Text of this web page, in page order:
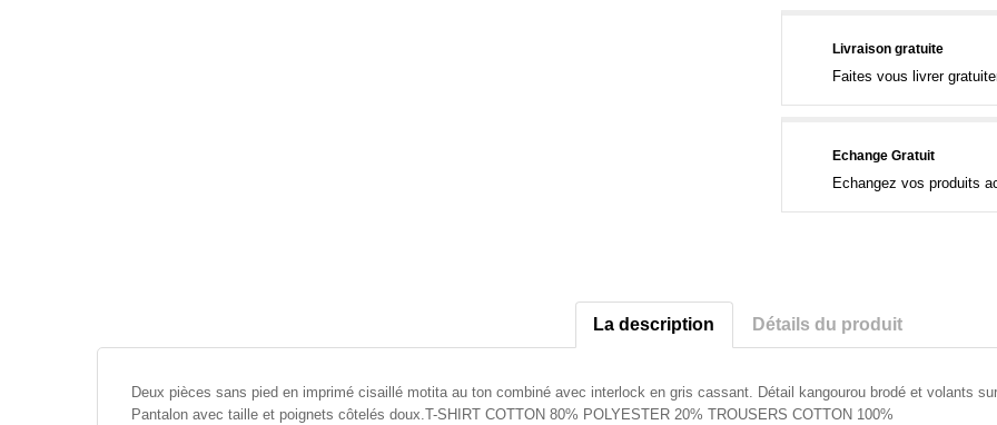
Livraison gratuite
Faites vous livrer
Echange Gratuit
Echangez vos produits
La description Détails du produit
Deux pièces sans pied en imprimé cisaillé motita au ton combiné avec interlock en gris cassant. Détail kangourou brodé et volants
Pantalon avec taille et poignets côtelés doux.T-SHIRT COTTON 80% POLYESTER 20% TROUSERS COTTON 100%